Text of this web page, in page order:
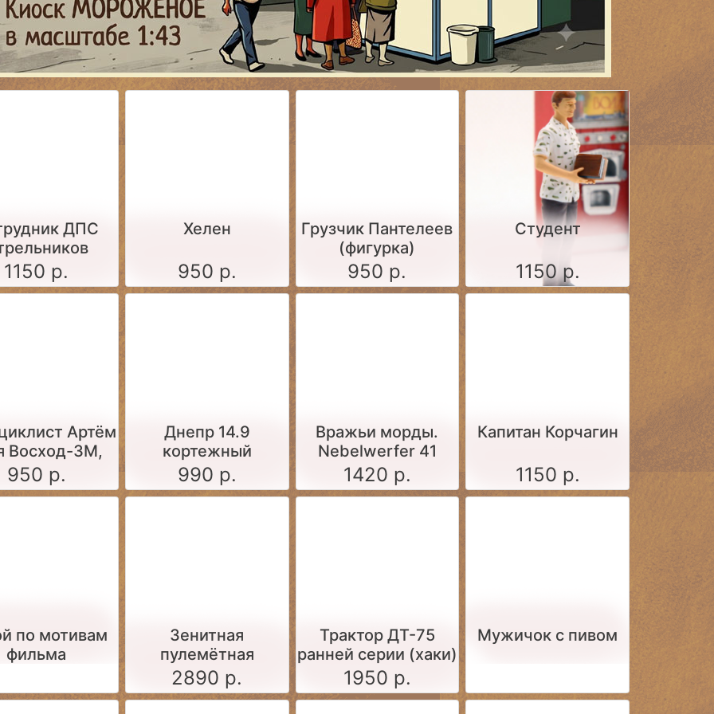
ДПС
1150 р.
Хелен
950 р.
Грузчик Пантелеев
(фигурка)
950 р.
Студент
1150 р.
Артём
Восход-3М,
штаны,
куртка)
950 р.
Днепр 14.9
кортежный
мотоцикл (набор
для
990 р.
Вражьи морды.
Nebelwerfer 41
шестиствольный
миномёт (со
1420 р.
Капитан Корчагин
1150 р.
по мотивам
фильма
Зенитная
пулемётная
установка М4
образца 1931 года
2890 р.
Трактор ДТ-75
ранней серии (хаки)
1950 р.
Мужичок с пивом